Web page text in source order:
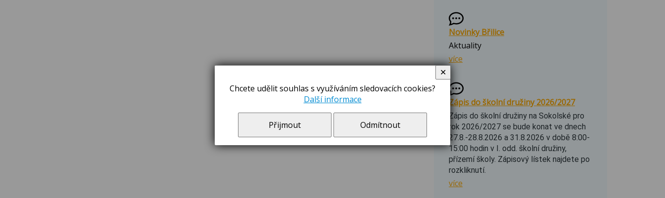
Novinky Břilice
Aktuality
více
Zápis do školní družiny 2026/2027
Zápis do školní družiny na Sokolské pro
rok 2026/2027 se bude konat ve dnech
27.8.-28.8.2026 a 31.8.2026 v době 8:00-
15:00 hodin v I. odd. školní družiny,
přízemí školy. Zápisový lístek najdete po
rozkliknutí.
více
Chcete udělit souhlas s využíváním sledovacích cookies?
Další informace
Přijmout Odmítnout
✕